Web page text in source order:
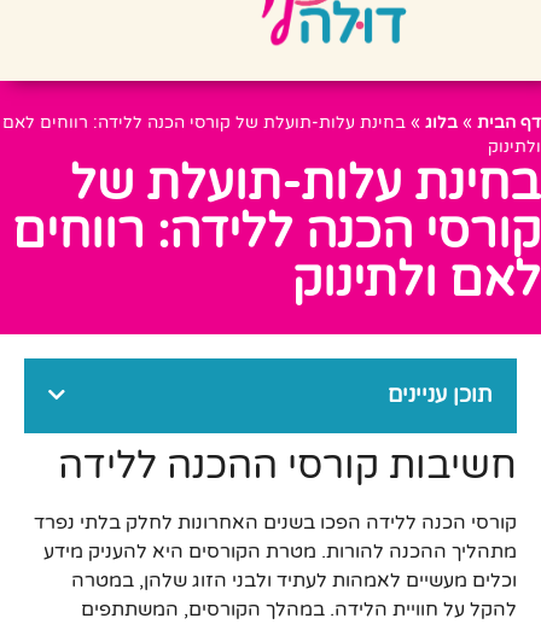
דף הבית » בלוג » בחינת עלות-תועלת של קורסי הכנה ללידה: רווחים לאם
ולתינוק
בחינת עלות-תועלת של
קורסי הכנה ללידה: רווחים
לאם ולתינוק
תוכן עניינים
חשיבות קורסי ההכנה ללידה
קורסי הכנה ללידה הפכו בשנים האחרונות לחלק בלתי נפרד
מתהליך ההכנה להורות. מטרת הקורסים היא להעניק מידע
וכלים מעשיים לאמהות לעתיד ולבני הזוג שלהן, במטרה
להקל על חוויית הלידה. במהלך הקורסים, המשתתפים